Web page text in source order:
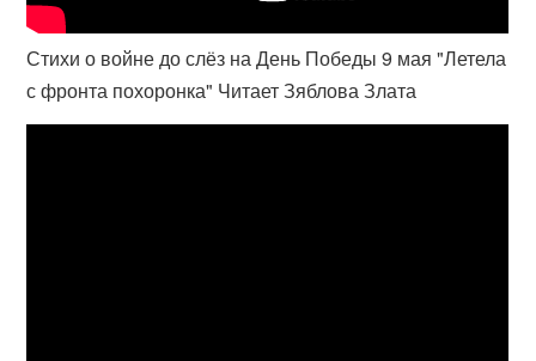
Стихи о войне до слёз на День Победы 9 мая "Летела
с фронта похоронка" Читает Зяблова Злата